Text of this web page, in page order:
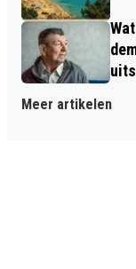
Meer artikelen